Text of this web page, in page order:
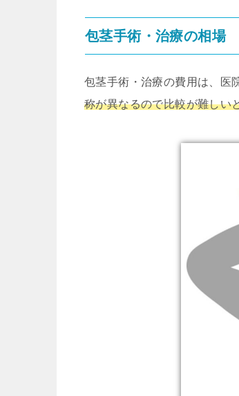
包茎手術・治療の相場
包茎手術・治療の費用は、医
称が異なるので比較が難しい